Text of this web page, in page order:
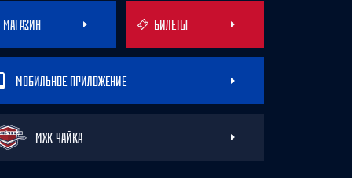
МАГАЗИН БИЛЕТЫ
МОБИЛЬНОЕ ПРИЛОЖЕНИЕ
МХК ЧАЙКА